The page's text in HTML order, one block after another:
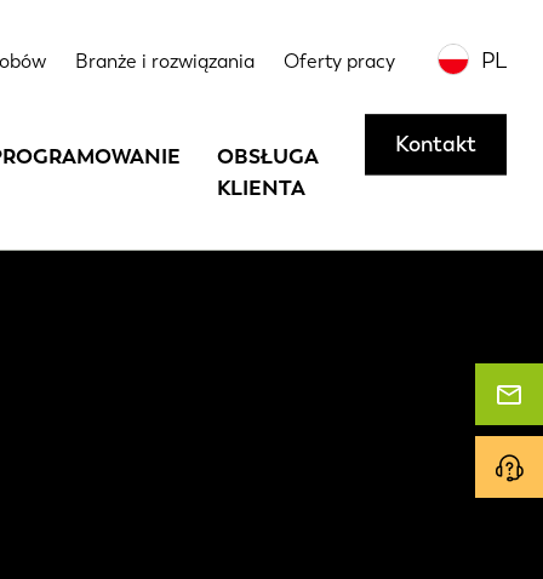
Branże i rozwiązania Oferty pracy PL
OBSŁUGA
KLIENTA
Kontakt